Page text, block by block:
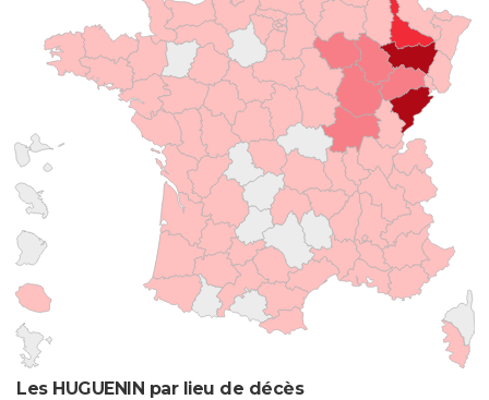
Les HUGUENIN par lieu de décès